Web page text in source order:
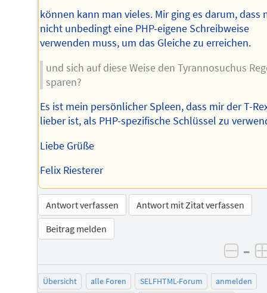
können kann man vieles. Mir ging es darum, dass
nicht unbedingt eine PHP-eigene Schreibweise
verwenden muss, um das Gleiche zu erreichen.
und sich auf diese Weise den Tyrannosuchus
sparen?
Es ist mein persönlicher Spleen, dass mir der T-
lieber ist, als PHP-spezifische Schlüssel zu
Liebe Grüße
Felix Riesterer
Antwort verfassen
Antwort mit Zitat verfassen
Beitrag melden
–
Übersicht alle Foren SELFHTML-Forum
anmelden